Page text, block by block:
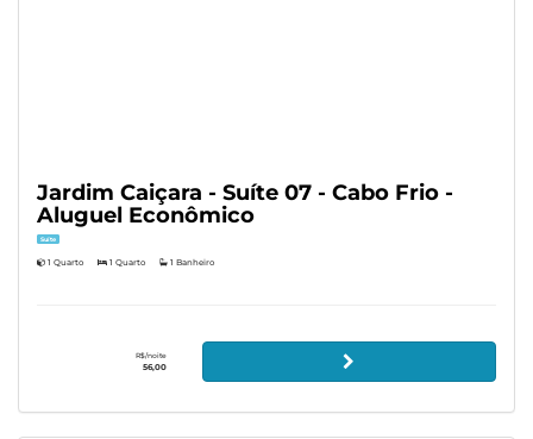
Jardim Caiçara - Suíte 07 - Cabo Frio -
Aluguel Econômico
Suíte
1 Quarto 1 Quarto 1 Banheiro
R$/noite
56,00